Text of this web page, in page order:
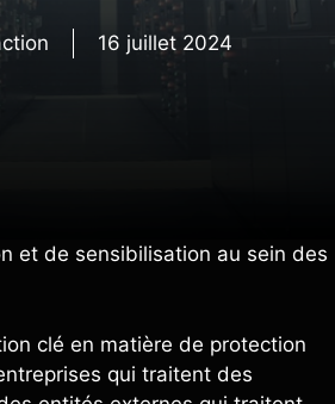
16 juillet 2024
et de sensibilisation au sein des
clé en matière de protection
qui traitent des